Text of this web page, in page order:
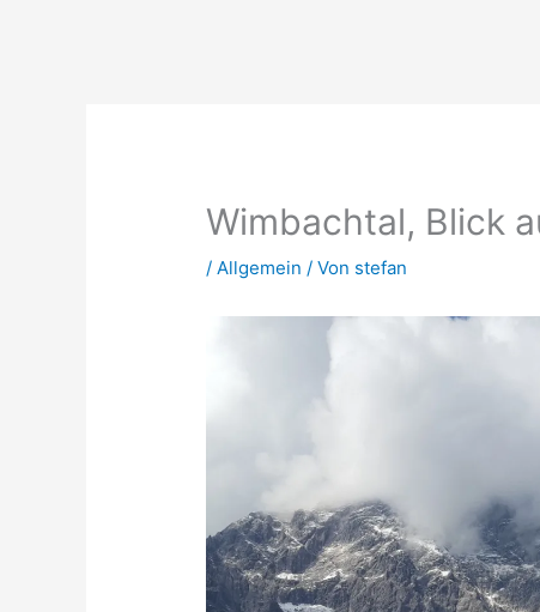
Wimbachtal, Blick
/Allgemein / Von stefan